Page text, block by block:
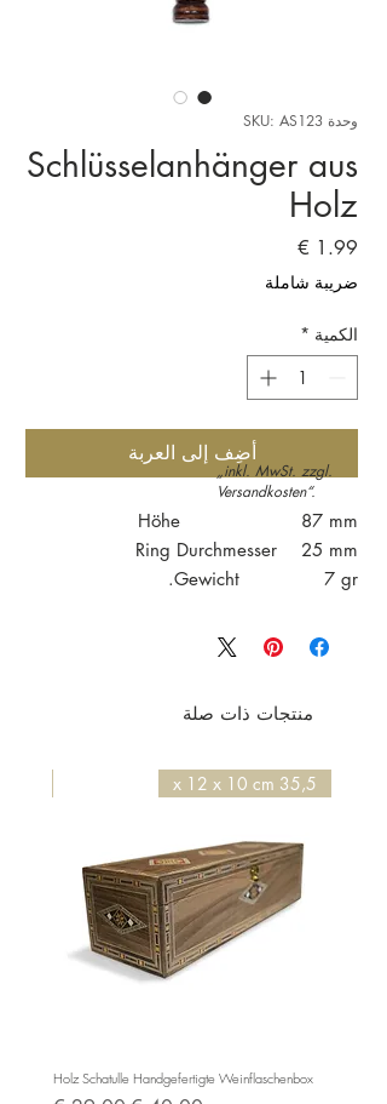
وحدة SKU: AS123
Schlüsselanhänger aus
Holz
السعر
ضريبة شاملة
الكمية *
أضِف إلى العربة
Höhe 87 mm
Ring Durchmesser 25 mm
Gewicht 7 gr.
„inkl. MwSt. zzgl.
Versandkosten“.
منتجات ذات صلة
35,5 x 12 x 10 cm
Holz Schatulle Handgefertigte Weinflaschenbox